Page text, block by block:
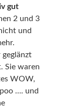
gut
2 und 3
und
geglänzt
Sie waren
WOW,
…. und